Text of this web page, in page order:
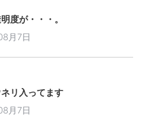
度が・・・。
月7日
リ入ってます
月7日